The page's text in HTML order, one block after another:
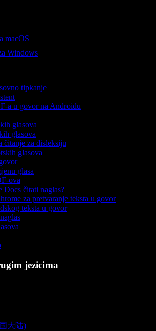
macOS
Windows
tipkanje
a u govor na Androidu
glasova
glasova
čitanje za disleksiju
glasova
glasa
ova
Docs čitati naglas?
za pretvaranje teksta u govor
teksta u govor
jezicima
大陆)